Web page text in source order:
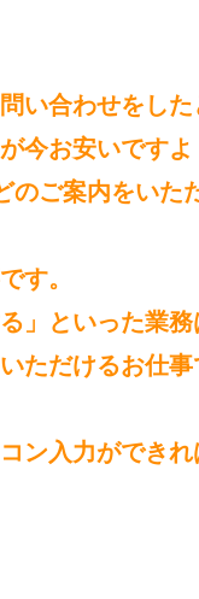
い合わせをした
今お安いです
ご案内をいた
す。
」といった業務
ただけるお仕事
ン入力ができれ